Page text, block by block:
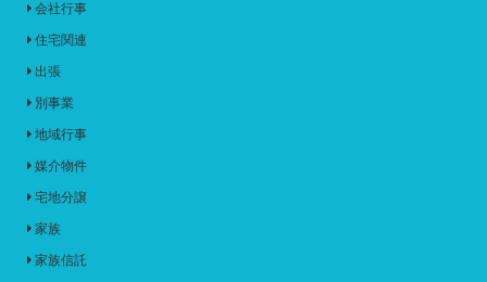
会社行事
住宅関連
出張
別事業
地域行事
媒介物件
宅地分譲
家族
家族信託